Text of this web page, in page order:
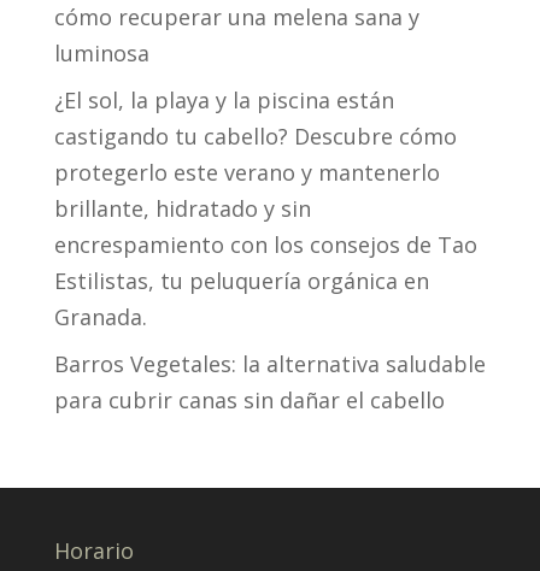
cómo recuperar una melena sana y
luminosa
¿El sol, la playa y la piscina están
castigando tu cabello? Descubre cómo
protegerlo este verano y mantenerlo
brillante, hidratado y sin
encrespamiento con los consejos de Tao
Estilistas, tu peluquería orgánica en
Granada.
Barros Vegetales: la alternativa saludable
para cubrir canas sin dañar el cabello
Horario